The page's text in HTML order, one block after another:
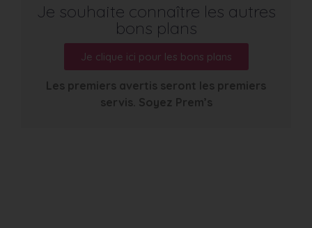
Je souhaite connaître les autres
bons plans
Je clique ici pour les bons plans
Les premiers avertis seront les premiers
servis. Soyez Prem’s